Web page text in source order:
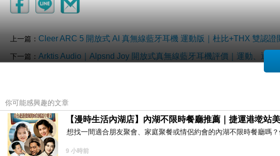
上一篇： Cleer ARC 5 開放式 AI 真無線藍牙耳機 運動版｜杜比+THX 雙認
下一篇： Arktis Audio｜Alpsnd Joy 開放式真無線藍牙耳機評價｜運動、通
你可能感興趣的文章
【漫時生活內湖店】內湖不限時餐廳推薦｜捷運港墘
想找一間適合朋友聚會、家庭聚餐或情侶約會的內湖不限時餐廳嗎
9 小時前